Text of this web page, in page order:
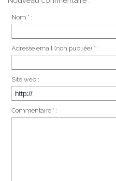
Nom * :
Adresse email (non publiée) * :
Site web :
Commentaire * :